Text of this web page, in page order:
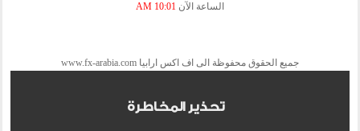
الساعة الآن 10:01 AM
جميع الحقوق محفوظة الى اف اكس ارابيا www.fx-arabia.com
تحذير المخاطرة